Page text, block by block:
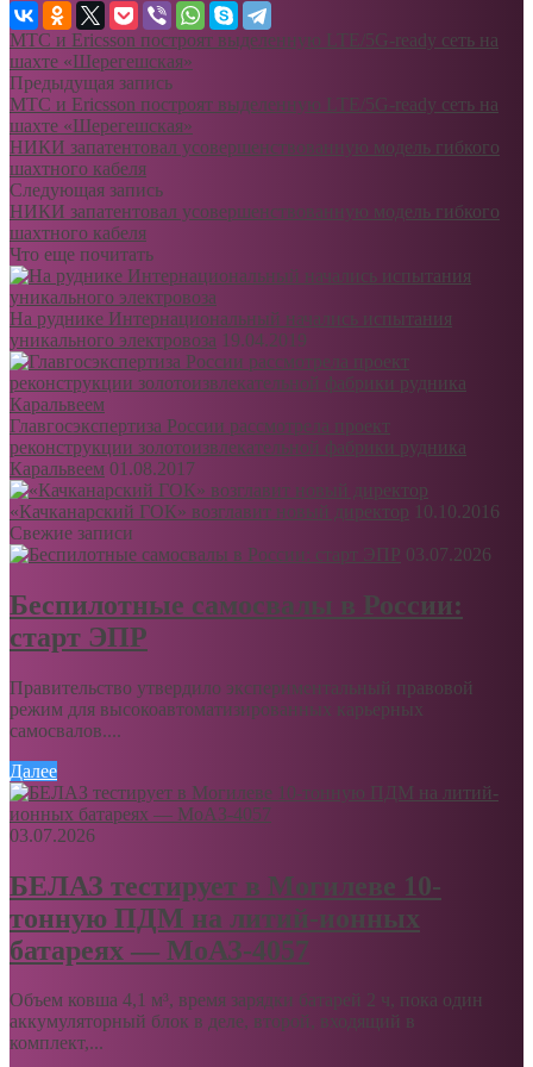
МТС и Ericsson построят выделенную LTE/5G-ready сеть на
шахте «Шерегешская»
Предыдущая запись
МТС и Ericsson построят выделенную LTE/5G-ready сеть на
шахте «Шерегешская»
НИКИ запатентовал усовершенствованную модель гибкого
шахтного кабеля
Следующая запись
НИКИ запатентовал усовершенствованную модель гибкого
шахтного кабеля
Что еще почитать
На руднике Интернациональный начались испытания
уникального электровоза 19.04.2019
Главгосэкспертиза России рассмотрела проект
реконструкции золотоизвлекательной фабрики рудника
Каральвеем 01.08.2017
«Качканарский ГОК» возглавит новый директор 10.10.2016
Свежие записи
03.07.2026
Беспилотные самосвалы в России:
старт ЭПР
Правительство утвердило экспериментальный правовой
режим для высокоавтоматизированных карьерных
самосвалов....
Далее
03.07.2026
БЕЛАЗ тестирует в Могилеве 10-
тонную ПДМ на литий-ионных
батареях — МоАЗ-4057
Объем ковша 4,1 м³, время зарядки батарей 2 ч, пока один
аккумуляторный блок в деле, второй, входящий в
комплект,...